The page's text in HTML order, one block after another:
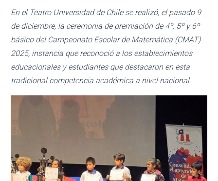
En el Teatro Universidad de Chile se realizó, el pasado 9
de diciembre, la ceremonia de premiación de 4º, 5º y 6º
básico del Campeonato Escolar de Matemática (CMAT)
2025, instancia que reconoció a los establecimientos
educacionales y estudiantes que destacaron en esta
tradicional competencia académica a nivel nacional.